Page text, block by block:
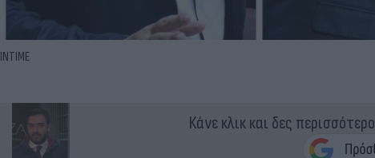
INTIME
Κάνε κλικ και δες περισσότερο